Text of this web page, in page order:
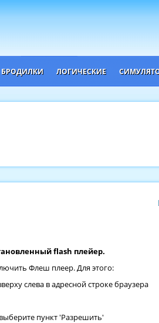
БРОДИЛКИ ЛОГИЧЕСКИЕ
flash плейер.
Флеш плеер. Для этого:
слева в адресной строке браузера
пункт 'Разрешить'